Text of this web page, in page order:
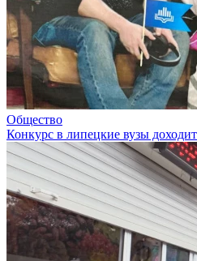
Общество
Конкурс в липецкие вузы